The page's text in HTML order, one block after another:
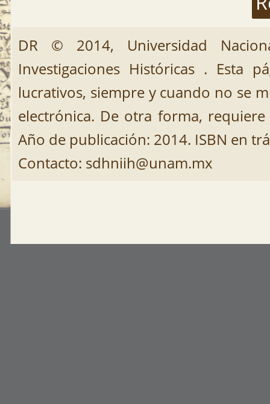
DR © 2014, Universidad
Investigaciones Históricas . Esta
lucrativos, siempre y cuando no se
electrónica. De otra forma,
Año de publicación: 2014. ISBN en
Contacto: sdhniih@unam.mx